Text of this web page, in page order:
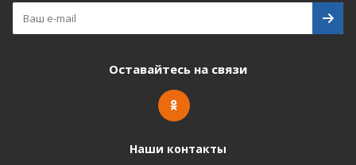
Оставайтесь на связи
Наши контакты